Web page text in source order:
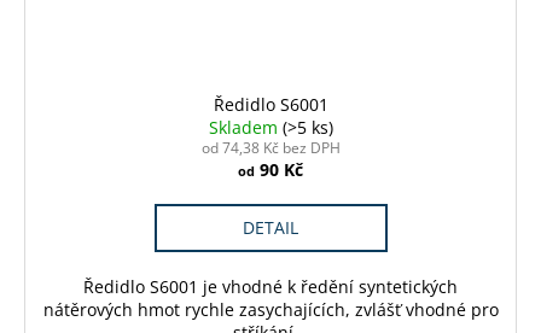
Ředidlo S6001
Skladem (>5 ks)
od 74,38 Kč bez DPH
od 90 Kč
DETAIL
Ředidlo S6001 je vhodné k ředění syntetických
nátěrových hmot rychle zasychajících, zvlášť vhodné pro